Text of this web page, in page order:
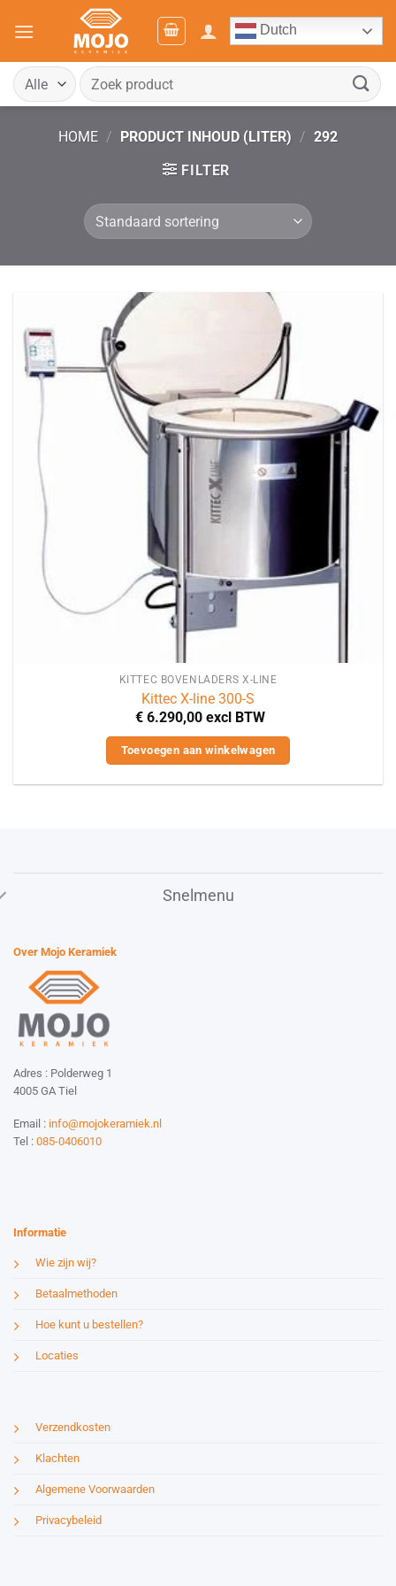
naar
Dutch
Zoeken
naar:
HOME / PRODUCT INHOUD (LITER) / 292
FILTER
KITTEC BOVENLADERS X-LINE
Kittec X-line 300-S
€6.290,00 excl BTW
Toevoegen aan winkelwagen
Snelmenu
Over Mojo Keramiek
Adres : Polderweg 1
4005 GA Tiel
Email : info@mojokeramiek.nl
Tel : 085-0406010
Informatie
Wie zijn wij?
Betaalmethoden
Hoe kunt u bestellen?
Locaties
Verzendkosten
Klachten
Algemene Voorwaarden
Privacybeleid